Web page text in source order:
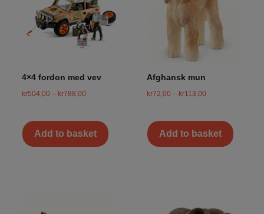
4×4 fordon med vev
kr504,00 – kr788,00
Add to basket
Afghansk mun
kr72,00 – kr113,00
Add to basket